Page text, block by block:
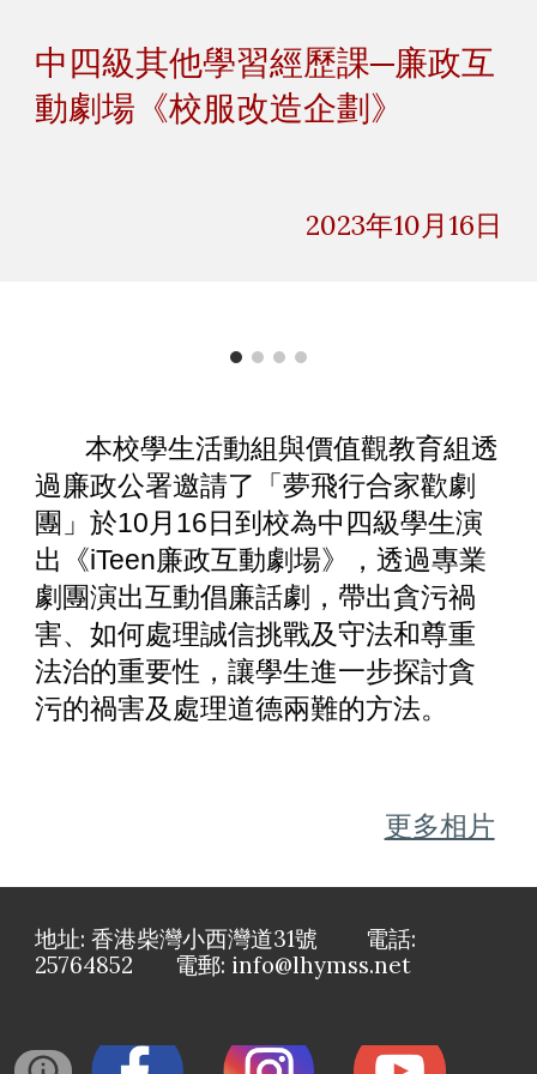
Skip to main content Skip to navigation
中四級其他學習經歷課─廉政互
動劇場《校服改造企劃》
2023年10月16日
本校學生活動組與價值觀教育組透
過廉政公署邀請了「夢飛行合家歡劇
團」於10月16日到校為中四級學生演
出《iTeen廉政互動劇場》，透過專業
劇團演出互動倡廉話劇，帶出貪污禍
害、如何處理誠信挑戰及守法和尊重
法治的重要性，讓學生進一步探討貪
污的禍害及處理道德兩難的方法。
更多相片
地址: 香港柴灣小西灣道31號 電話:
25764852 電郵: info@lhymss.net